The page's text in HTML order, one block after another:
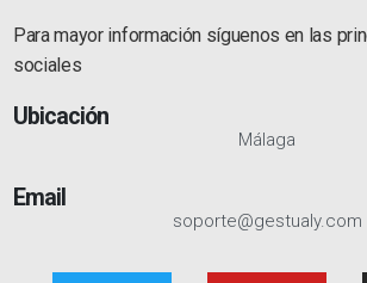
Para mayor información síguenos en las
sociales
Ubicación
Málaga
Email
soporte@gestualy.com